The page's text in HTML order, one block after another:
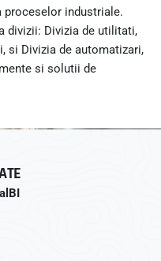
proceselor industriale.
divizii: Divizia de utilitati,
si Divizia de automatizari,
si solutii de